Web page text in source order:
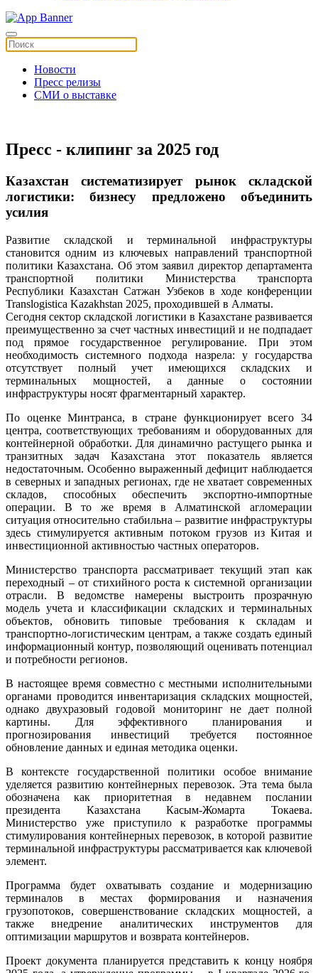
Новости
Пресс релизы
СМИ о выставке
Пресс - клипинг за 2025 год
Казахстан систематизирует рынок складской
логистики: бизнесу предложено объединить
усилия
Развитие складской и терминальной инфраструктуры
становится одним из ключевых направлений транспортной
политики Казахстана. Об этом заявил директор департамента
транспортной политики Министерства транспорта
Республики Казахстан Сатжан Узбеков в ходе конференции
Translogistica Kazakhstan 2025, проходившей в Алматы.
Сегодня сектор складской логистики в Казахстане развивается
преимущественно за счет частных инвестиций и не подпадает
под прямое государственное регулирование. При этом
необходимость системного подхода назрела: у государства
отсутствует полный учет имеющихся складских и
терминальных мощностей, а данные о состоянии
инфраструктуры носят фрагментарный характер.
По оценке Минтранса, в стране функционирует всего 34
центра, соответствующих требованиям и оборудованных для
контейнерной обработки. Для динамично растущего рынка и
транзитных задач Казахстана этот показатель является
недостаточным. Особенно выраженный дефицит наблюдается
в северных и западных регионах, где не хватает современных
складов, способных обеспечить экспортно-импортные
операции. В то же время в Алматинской агломерации
ситуация относительно стабильна – развитие инфраструктуры
здесь стимулируется активным потоком грузов из Китая и
инвестиционной активностью частных операторов.
Министерство транспорта рассматривает текущий этап как
переходный – от стихийного роста к системной организации
отрасли. В ведомстве намерены выстроить прозрачную
модель учета и классификации складских и терминальных
объектов, обновить типовые требования к складам и
транспортно-логистическим центрам, а также создать единый
информационный контур, позволяющий оценивать потенциал
и потребности регионов.
В настоящее время совместно с местными исполнительными
органами проводится инвентаризация складских мощностей,
однако двухразовый годовой мониторинг не дает полной
картины. Для эффективного планирования и
прогнозирования инвестиций требуется постоянное
обновление данных и единая методика оценки.
В контексте государственной политики особое внимание
уделяется развитию контейнерных перевозок. Эта тема была
обозначена как приоритетная в недавнем послании
президента Казахстана Касым-Жомарта Токаева.
Министерство уже приступило к разработке программы
стимулирования контейнерных перевозок, в которой развитие
терминальной инфраструктуры рассматривается как ключевой
элемент.
Программа будет охватывать создание и модернизацию
терминалов в местах формирования и назначения
грузопотоков, совершенствование складских мощностей, а
также внедрение аналитических инструментов для
оптимизации маршрутов и возврата контейнеров.
Проект документа планируется представить к концу ноября